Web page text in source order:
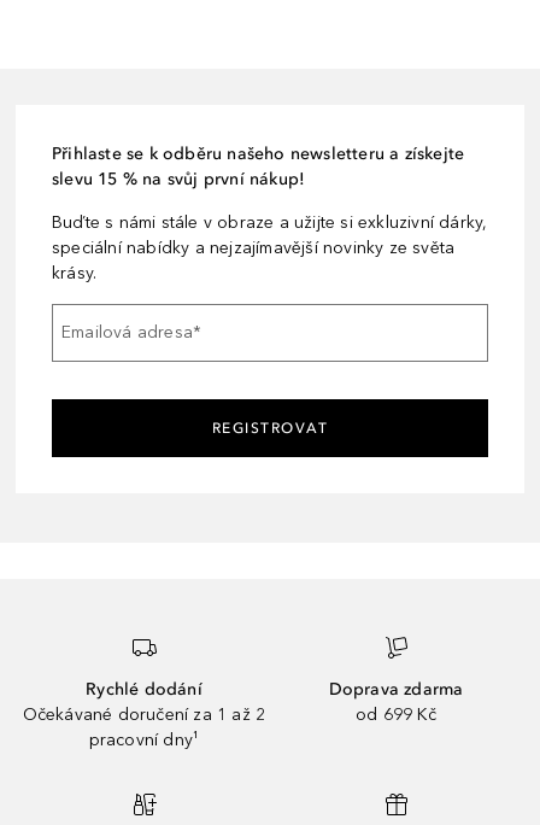
Přihlaste se k odběru našeho newsletteru a získejte
slevu 15 % na svůj první nákup!
Buďte s námi stále v obraze a užijte si exkluzivní dárky,
speciální nabídky a nejzajímavější novinky ze světa
krásy.
Emailová adresa*
REGISTROVAT
Rychlé dodání
Očekávané doručení za 1 až 2
pracovní dny¹
Doprava zdarma
od 699 Kč